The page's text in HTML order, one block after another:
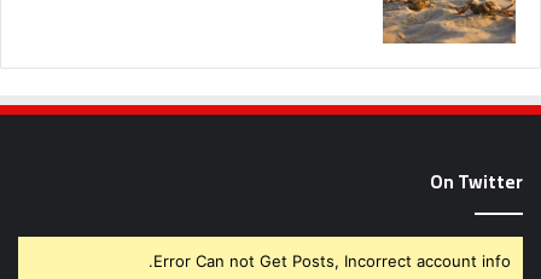
On Twitter
Error Can not Get Posts, Incorrect account info.